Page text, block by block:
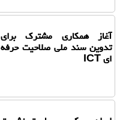
آغاز همکاری مشترک برای
تدوین سند ملی صلاحیت حرفه
ای ICT